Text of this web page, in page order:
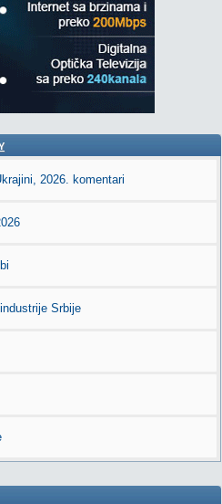
2026. komentari
Srbije